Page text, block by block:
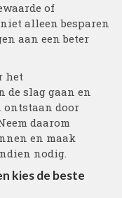
of
alleen besparen
aan een beter
het
de slag gaan en
ontstaan door
daarom
en maak
nodig.
kies de beste